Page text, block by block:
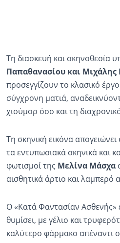
Τη διασκευή και σκηνοθεσία
Παπαθανασίουκαι Μιχάλης
προσεγγίζουν το κλασικό
σύγχρονη ματιά,
χιούμορ όσο και τη
Τη σκηνική εικόνα απογειώνει
τα εντυπωσιακά σκηνικά και
φωτισμοί της Μελίνα Μάσχα
αισθητικά άρτιο και λαμπερό
Ο «Κατά Φαντασίαν Ασθενής»
θυμίσει, με γέλιο και
καλύτερο φάρμακο απέναντι